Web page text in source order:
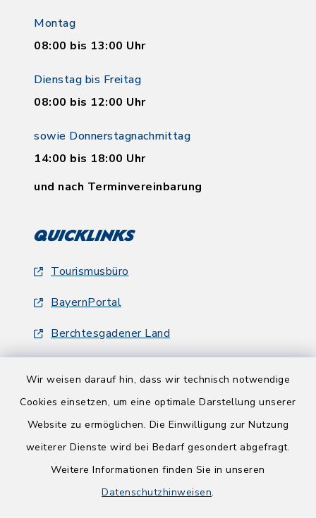
Wir weisen darauf hin, dass wir technisch notwendige
Cookies einsetzen, um eine optimale Darstellung unserer
Website zu ermöglichen. Die Einwilligung zur Nutzung
weiterer Dienste wird bei Bedarf gesondert abgefragt.
Weitere Informationen finden Sie in unseren
Datenschutzhinweisen.
Montag
08:00 bis 13:00 Uhr
Dienstag bis Freitag
08:00 bis 12:00 Uhr
sowie Donnerstagnachmittag
14:00 bis 18:00 Uhr
und nach Terminvereinbarung
Quicklinks
Tourismusbüro
BayernPortal
Berchtesgadener Land
Barrierefreiheit